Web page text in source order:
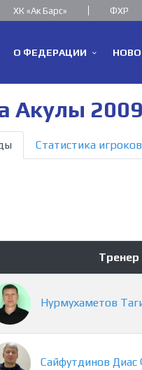
ХК «Ак Барс» ФХР
О ФЕДЕРАЦИИ
Акулы
Статистика игроков
Тренер
Нурмухаметов
Сайфутдинов Диас